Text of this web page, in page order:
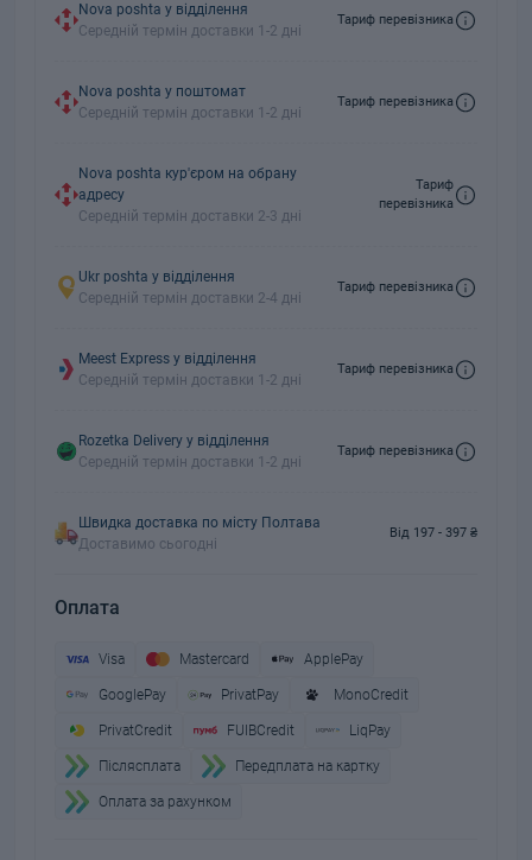
Nova poshta у відділення
Середній термін доставки 1-2 дні
Тариф перевізника
Nova poshta у поштомат
Середній термін доставки 1-2 дні
Тариф перевізника
Nova poshta кур'єром на обрану
адресу
Середній термін доставки 2-3 дні
Тариф
перевізника
Ukr poshta у відділення
Середній термін доставки 2-4 дні
Тариф перевізника
Meest Express у відділення
Середній термін доставки 1-2 дні
Тариф перевізника
Rozetka Delivery у відділення
Середній термін доставки 1-2 дні
Тариф перевізника
Швидка доставка по місту Полтава
Доставимо сьогодні
Від 197 - 397 ₴
Оплата
Visa Mastercard ApplePay
GooglePay PrivatPay MonoCredit
PrivatCredit FUIBCredit LiqPay
Пiслясплата Передплата на картку
Оплата за рахунком